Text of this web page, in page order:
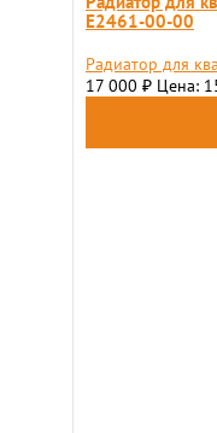
E2461-00-00
Радиатор для
17 000 ₽ Цена: